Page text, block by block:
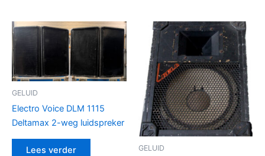
GELUID
Electro Voice DLM 1115
Deltamax 2-weg luidspreker
Lees verder GELUID